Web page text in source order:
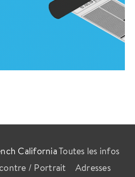
CaliforniaToutes les infos
/ Portrait Adresses